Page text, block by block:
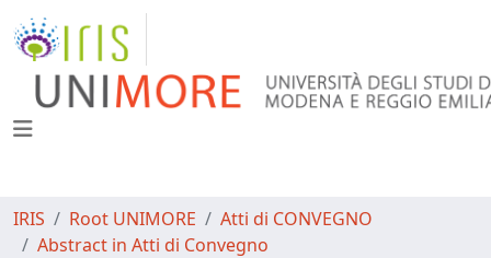
IRIS Root UNIMORE
Atti di CONVEGNO
Abstract in Atti di Convegno